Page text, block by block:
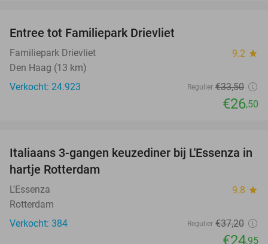
Entree tot Familiepark Drievliet
Familiepark Drievliet 9.2 star
Den Haag (13 km)
Verkocht: 24.923
Regulier €33,50
€26,50
33%
Italiaans 3-gangen keuzediner bij L'Essenza in
hartje Rotterdam
L'Essenza 9.8 star
Rotterdam
Verkocht: 384
Regulier €37,20
€24,95